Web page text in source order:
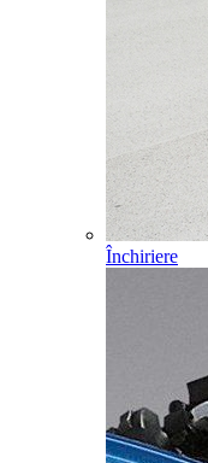
Închiriere